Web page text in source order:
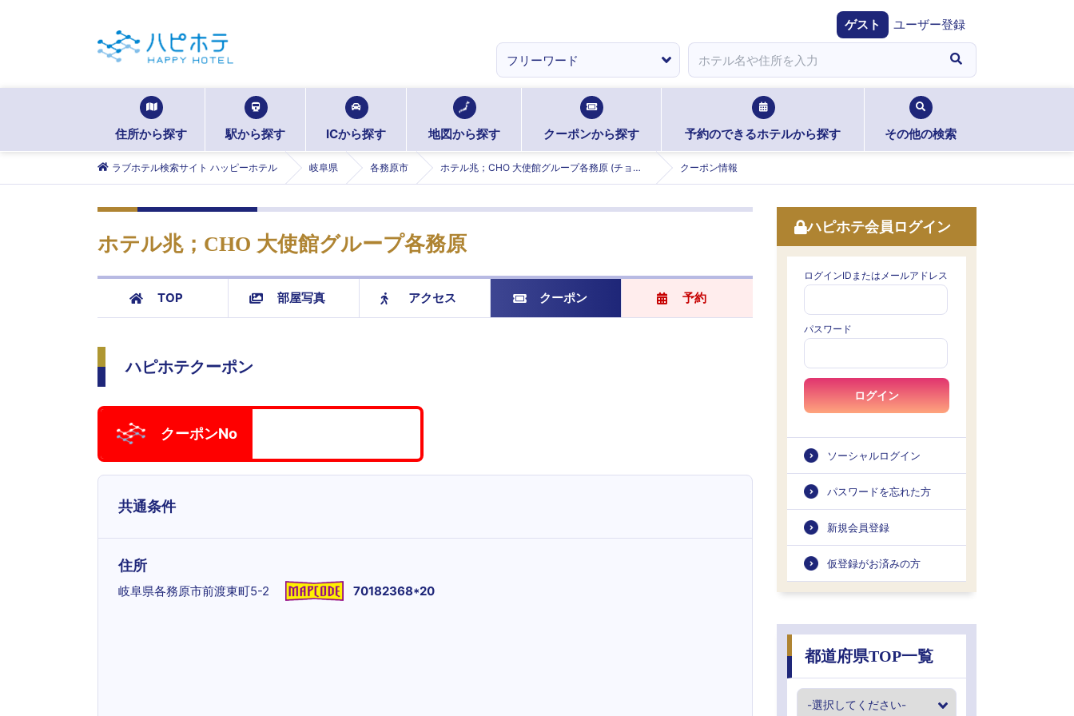
ゲスト ユーザー登録
住所から探す 駅から探す ICから探す 地図から探す クーポンから探す 予約のできるホテルから探す その他の検索
ラブホテル検索サイト ハッピーホテル 岐阜県 各務原市 ホテル兆；CHO 大使館グループ各務原 (チョウタイシカングループカガミガハラ) クーポン情報
ホテル兆；CHO 大使館グループ各務原
TOP 部屋写真 アクセス クーポン 予約
ハピホテクーポン
クーポンNo
共通条件
住所
岐阜県各務原市前渡東町5-2 70182368*20
ハピホテ会員ログイン
ログインIDまたはメールアドレス
パスワード
ログイン
ソーシャルログイン
パスワードを忘れた方
新規会員登録
仮登録がお済みの方
都道府県TOP一覧